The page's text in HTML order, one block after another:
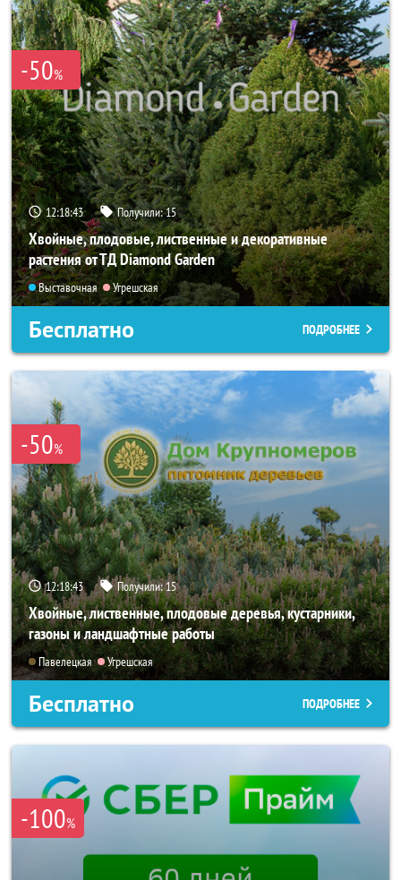
-50%
12:18:41 Получили:15
Хвойные, плодовые, лиственные и декоративные
растения от ТД Diamond Garden
Выставочная Угрешская
Бесплатно ПОДРОБНЕЕ
-50%
12:18:41 Получили:15
Хвойные, лиственные, плодовые деревья, кустарники,
газоны и ландшафтные работы
Павелецкая Угрешская
Бесплатно ПОДРОБНЕЕ
-100%